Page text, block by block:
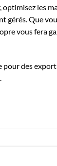
les
gérés. Que
vous fera
pour des